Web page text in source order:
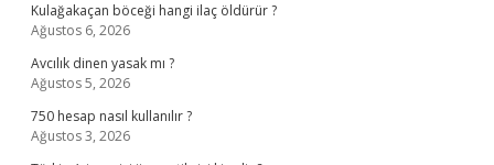
Kulağakaçan böceği hangi ilaç öldürür ?
Ağustos 6, 2026
Avcılık dinen yasak mı ?
Ağustos 5, 2026
750 hesap nasıl kullanılır ?
Ağustos 3, 2026